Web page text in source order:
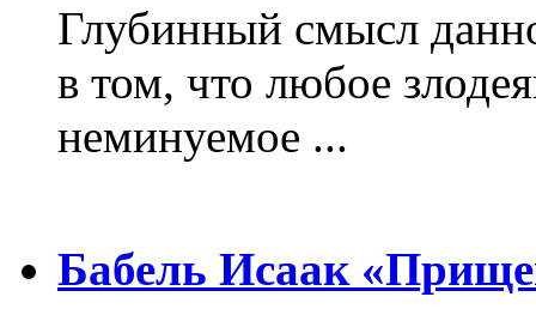
Глубинный смысл
в том, что любое
неминуемое ...
Бабель Исаак